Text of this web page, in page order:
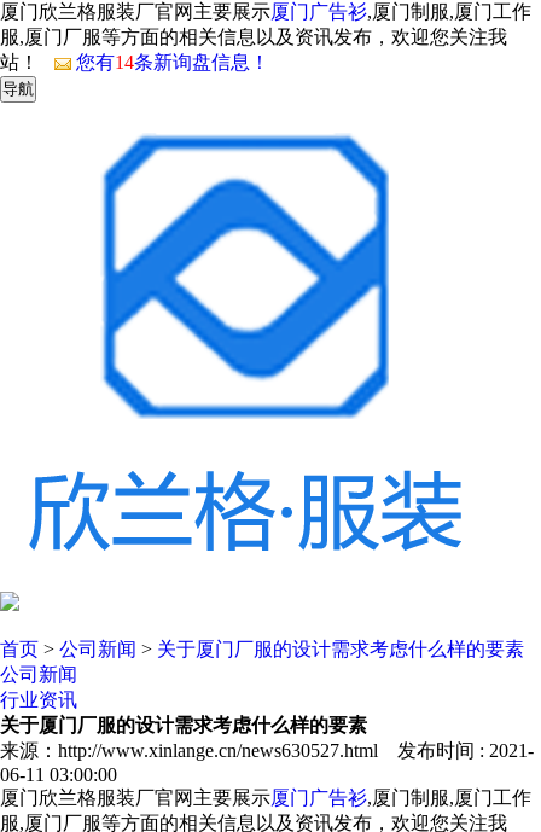
厦门欣兰格服装厂官网主要展示厦门广告衫,厦门制服,厦门工作
服,厦门厂服等方面的相关信息以及资讯发布，欢迎您关注我
站！
您有14条新询盘信息！
导航
首页 > 公司新闻 > 关于厦门厂服的设计需求考虑什么样的要素
公司新闻
行业资讯
关于厦门厂服的设计需求考虑什么样的要素
来源：http://www.xinlange.cn/news630527.html 发布时间 : 2021-
06-11 03:00:00
厦门欣兰格服装厂官网主要展示厦门广告衫,厦门制服,厦门工作
服,厦门厂服等方面的相关信息以及资讯发布，欢迎您关注我